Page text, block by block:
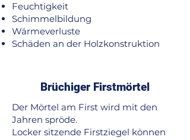
Feuchtigkeit
Schimmelbildung
Wärmeverluste
Schäden an der Holzkonstruktion
Brüchiger Firstmörtel
Der Mörtel am First wird mit den
Jahren spröde.
Locker sitzende Firstziegel können